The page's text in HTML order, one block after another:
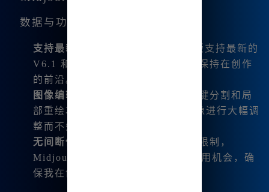
数据与功能描述
支持最新版本：
Midjourney 中文版支持最新的
V6.1 和 niji6 版本，这使得它始终保持在创作
的前沿。
图像编辑功能：
我特别喜欢它的一键分割和局
部重绘功能，这让我能轻松地对图像进行大幅调
整而不失去创作的灵感。
无间断使用：
不用担心频繁的付费限制，
Midjourney 中文版提供无限次的使用机会，确
保我在创作道路上不断前行。